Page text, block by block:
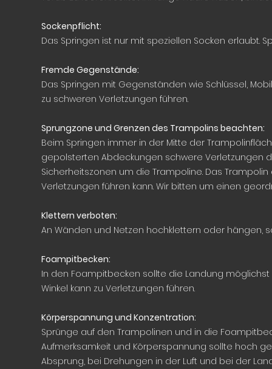
Sockenpflicht:
Das Springen ist nur mit speziellen Socken erlaubt.
Fremde Gegenstände:
Das Springen mit Gegenständen wie Schlüssel,
zu schweren Verletzungen führen.
Sprungzone und Grenzen des Trampolins beachten:
Beim Springen immer in der Mitte der
gepolsterten Abdeckungen schwere Verletzungen
Sicherheitszonen um die Trampoline. Das
Verletzungen führen kann. Wir bitten um einen
Klettern verboten:
An Wänden und Netzen hochklettern oder hängen,
Foampitbecken:
In den Foampitbecken sollte die Landung
Winkel kann zu Verletzungen führen.
Körperspannung und Konzentration:
Sprünge auf den Trampolinen und in die
Aufmerksamkeit und Körperspannung sollte hoch
Absprung, bei Drehungen in der Luft und bei der